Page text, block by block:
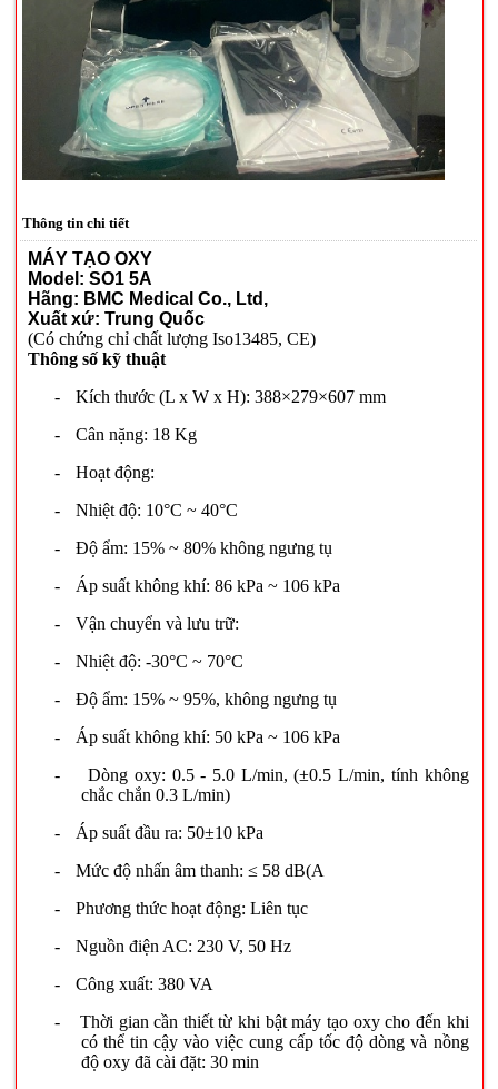
Thông tin chi tiết
MÁY TẠO OXY
Model: SO1 5A
Hãng: BMC Medical Co., Ltd,
Xuất xứ: Trung Quốc
(Có chứng chỉ chất lượng Iso13485, CE)
Thông số kỹ thuật
-
Kích thước (L x W x H): 388×279×607 mm
-
Cân nặng: 18 Kg
-
Hoạt động:
-
Nhiệt độ: 10°C ~ 40°C
-
Độ ẩm: 15% ~ 80% không ngưng tụ
-
Áp suất không khí: 86 kPa ~ 106 kPa
-
Vận chuyển và lưu trữ:
-
Nhiệt độ: -30°C ~ 70°C
-
Độ ẩm: 15% ~ 95%, không ngưng tụ
-
Áp suất không khí: 50 kPa ~ 106 kPa
-
Dòng oxy: 0.5 - 5.0 L/min, (±0.5 L/min, tính không
chắc chắn 0.3 L/min)
-
Áp suất đầu ra: 50±10 kPa
-
Mức độ nhấn âm thanh: ≤ 58 dB(A
-
Phương thức hoạt động: Liên tục
-
Nguồn điện AC: 230 V, 50 Hz
-
Công xuất: 380 VA
-
Thời gian cần thiết từ khi bật máy tạo oxy cho đến khi
có thể tin cậy vào việc cung cấp tốc độ dòng và nồng
độ oxy đã cài đặt: 30 min